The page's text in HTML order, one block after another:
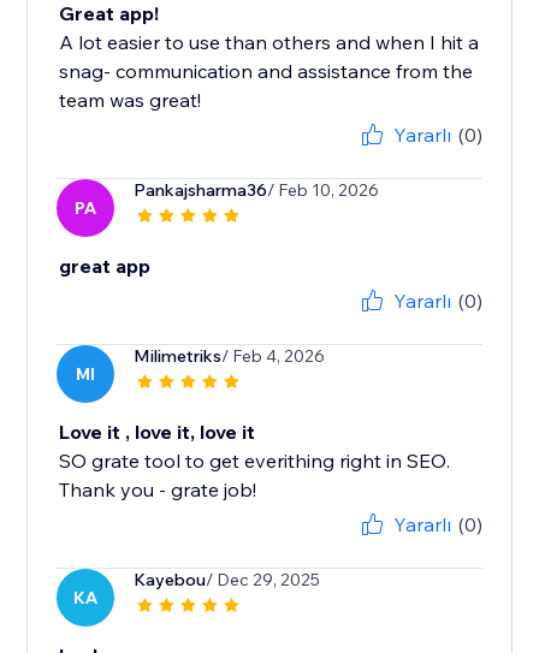
Great app!
A lot easier to use than others and when I hit a
snag- communication and assistance from the
team was great!
Yararlı (0)
PA
Pankajsharma36/ Feb 10, 2026
great app
Yararlı (0)
MI
Milimetriks/ Feb 4, 2026
Love it , love it, love it
SO grate tool to get everithing right in SEO.
Thank you - grate job!
Yararlı (0)
KA
Kayebou/ Dec 29, 2025